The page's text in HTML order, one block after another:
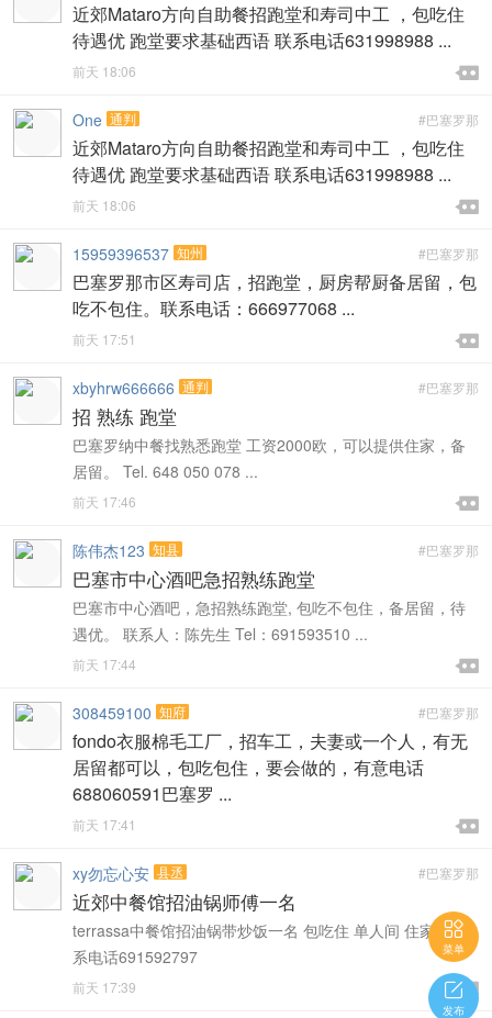
近郊Mataro方向自助餐招跑堂和寿司中工 ，包吃住
待遇优 跑堂要求基础西语 联系电话631998988 ...

前天 18:06 
#巴塞罗那
One 通判
近郊Mataro方向自助餐招跑堂和寿司中工 ，包吃住
待遇优 跑堂要求基础西语 联系电话631998988 ...

前天 18:06 
#巴塞罗那
15959396537 知州
巴塞罗那市区寿司店，招跑堂，厨房帮厨备居留，包
吃不包住。联系电话：666977068 ...

前天 17:51 
#巴塞罗那
xbyhrw666666 通判
招 熟练 跑堂
巴塞罗纳中餐找熟悉跑堂 工资2000欧，可以提供住家，备
居留。 Tel. 648 050 078 ...

前天 17:46 
#巴塞罗那
陈伟杰123 知县
巴塞市中心酒吧急招熟练跑堂
巴塞市中心酒吧，急招熟练跑堂, 包吃不包住，备居留，待
遇优。 联系人：陈先生 Tel：691593510 ...

前天 17:44 
#巴塞罗那
308459100 知府
fondo衣服棉毛工厂，招车工，夫妻或一个人，有无
居留都可以，包吃包住，要会做的，有意电话
688060591巴塞罗 ...

前天 17:41 
#巴塞罗那
xy勿忘心安 县丞
近郊中餐馆招油锅师傅一名
terrassa中餐馆招油锅带炒饭一名 包吃住 单人间 住家近 联
系电话691592797

前天 17:39 

菜单

发布